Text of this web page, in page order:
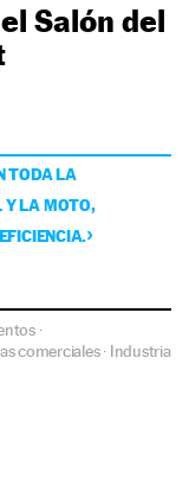
Salón del
TODA LA
Y LA MOTO,
·
comerciales· Industria